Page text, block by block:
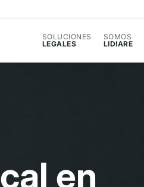
SOLUCIONES
LEGALES
SOMOS
LIDIARE
cal en